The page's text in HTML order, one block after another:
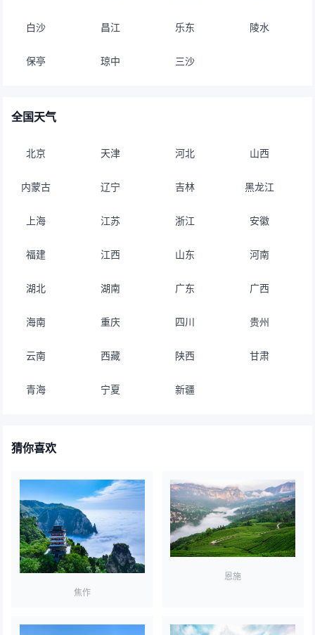
白沙 昌江 乐东 陵水
保亭 琼中 三沙
全国天气
北京 天津 河北 山西
内蒙古 辽宁 吉林 黑龙江
上海 江苏 浙江 安徽
福建 江西 山东 河南
湖北 湖南 广东 广西
海南 重庆 四川 贵州
云南 西藏 陕西 甘肃
青海 宁夏 新疆
猜你喜欢
焦作
恩施